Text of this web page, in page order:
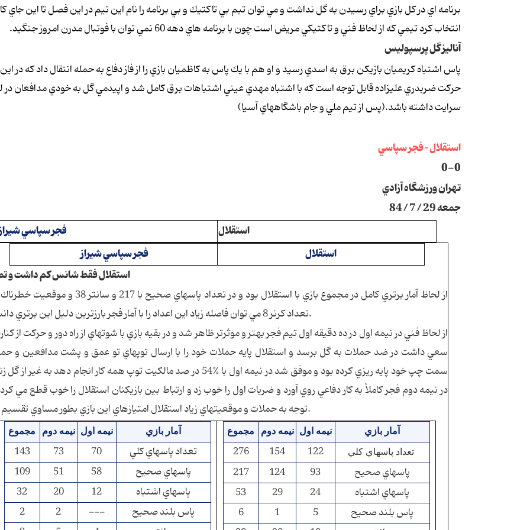
برنامه اي در كل بازي براي رسيدن به گل نداشت و مي توان تيم بي تاكتيك و بي برنامه را نام اين تيم در اين فصل تا اين جاي
انتخاب كرد تيمي كه از لحاظ فني و تاكتيكي مريض است چون با برنامه هاي دهه 60 نمي توان با فوتبال مدرن امروز جنگيد.
آناليز گل پرسپوليس
پاس اشتباه كريميان بازيكن برق به اسدي رسيد و او هم با يك پاس به كاظميان بازي را از فاز دفاع به حمله انتقال داد كه در
حركت ضربدري عليزاده قابل توجه است كه با اشتباه مهدي عيني اشتباهات برق كامل شد و اپيدمي گل به خودي مدافعان در
سرايت داشته باشد.(پس از تيم ملي و جام باشگاههاي آسيا)
استقلال – فجر سپاسي
0-0
تهران ورزشگاه آزادي
جمعه 29 / 7 / 84
فجر سپاسي
استقلال
فجر سپاسي شيراز
استقلال
استقلال فقط شانس كم داشت و
تعداد كرنر 8 مي توان فاصله زياد اين اعداد را با آمار فجر بارزترين دليل اين برتري دانست.
از لحاظ فني در نيمه اول در ده دقيقه اول تيم فجر بهتر و موثرتر ظاهر شد و در بقيه بازي با شوتهاي از راه دور و حركت از
سعي داشت در ضد حملات به گل برسد و استقلال پايه حملات خود را با ارسال توپهاي تو عمق و پشت مدافعين و
سمت چپ خود پايه ريزي كرده بود و موفق شد در نيمه اول با %54 در صد مالكيت توپ همه كار انجام دهد به غير
در نيمه دوم فجر كاملاً به كار دفاعي روي آورد و ضربات اول را خوب زد و ارتباط بين بازيكنان استقلال را خوب قطع مي كرد
توجه به حملات و موقعيتهاي زياد استقلال امتيازهاي اين بازي بطور مساوي تقسيم شد.
مجموع نيمه دوم نيمه اول آمار بازي
143 73 70
تعداد پاسهاي كلي
109
51 58
پاسهاي صحيح
32
20 12
پاسهاي اشتباه
2
2 ---
پاس بلند صحيح
مجموع نيمه دوم نيمه اول آمار بازي
276 154 122 تعداد پاسهاي كلي
217 124 93
پاسهاي صحيح
53
29 24
پاسهاي اشتباه
6
1 5
پاس بلند صحيح